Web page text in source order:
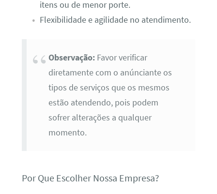
itens ou de menor porte.
Flexibilidade e agilidade no atendimento.
Observação:Favor verificar
diretamente com o anúnciante os
tipos de serviços que os mesmos
estão atendendo, pois podem
sofrer alterações a qualquer
momento.
Por Que Escolher Nossa Empresa?